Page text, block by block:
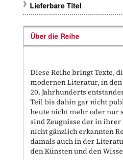
Lieferbare Titel
Über die Reihe
Diese Reihe bringt Texte,
modernen Literatur, in den
20. Jahrhunderts
Teil bis dahin gar nicht
heute nicht mehr oder nur
sind Zeugnisse der in
nicht gänzlich erkannten
damals auch in der
den Künsten und den